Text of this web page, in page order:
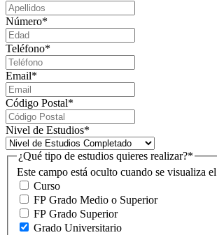
Número*
Teléfono*
Email*
Código Postal*
Nivel de Estudios*
Este campo está oculto cuando se visualiza
¿Qué tipo de estudios quieres realizar?*
Curso
FP Grado Medio o Superior
FP Grado Superior
Grado Universitario